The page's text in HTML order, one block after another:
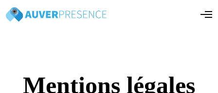
O
Mentions légales